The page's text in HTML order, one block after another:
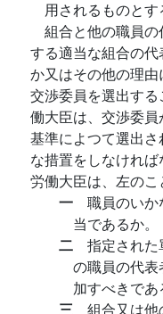
用されるものとす
組合と他の職員
する適当な組合の
か又はその他の理
交渉委員を選出す
働大臣は、交渉委
基準によつて選出
な措置をしなければ
労働大臣は、左のこ
一 職員のい
当であるか。
二 指定され
の職員の代
加すべきであ
三 組合又は